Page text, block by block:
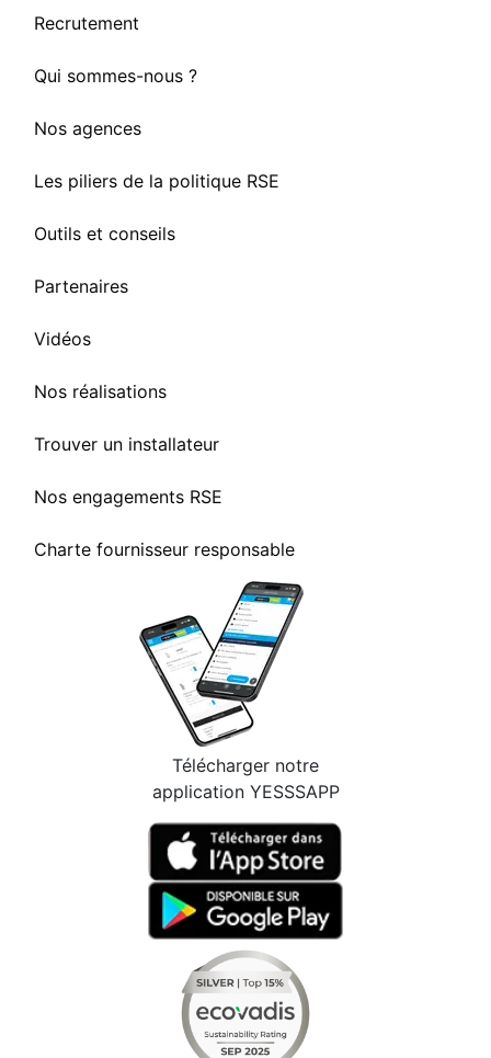
Recrutement
Qui sommes-nous ?
Nos agences
Les piliers de la politique RSE
Outils et conseils
Partenaires
Vidéos
Nos réalisations
Trouver un installateur
Nos engagements RSE
Charte fournisseur responsable
Télécharger notre
application YESSSAPP